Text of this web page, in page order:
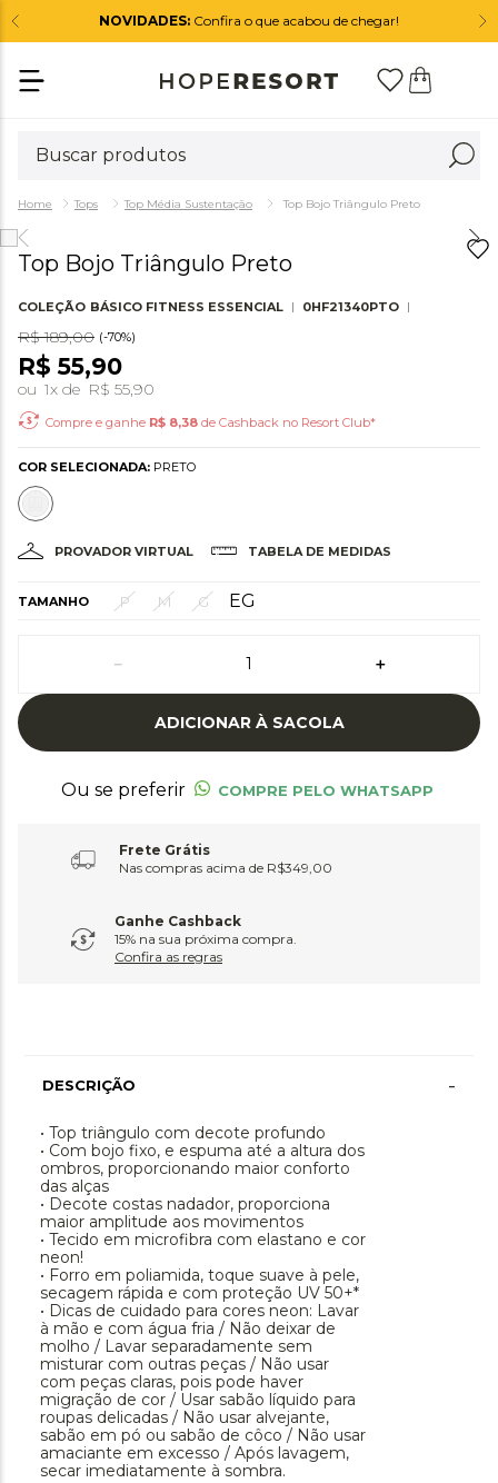
NOVIDADES: Confira o que acabou de chegar!
Tops Top Média Sustentação Top Bojo Triângulo Preto
Top Bojo Triângulo Preto
COLEÇÃO BÁSICO FITNESS ESSENCIAL 0HF21340PTO
R$ 189,00 (-70%)
R$ 55,90
ou 1x de R$ 55,90
Compre e ganhe R$ 8,38 de Cashback no Resort Club*
COR SELECIONADA: PRETO
PROVADOR VIRTUAL TABELA DE MEDIDAS
TAMANHO EG
G
M
P
＋
－
ADICIONAR À SACOLA
Ou se preferir COMPRE PELO WHATSAPP
Frete Grátis
Nas compras acima de R$349,00
Ganhe Cashback
15% na sua próxima compra.
Confira as regras
DESCRIÇÃO -
• Top triângulo com decote profundo
• Com bojo fixo, e espuma até a altura dos
ombros, proporcionando maior conforto
das alças
• Decote costas nadador, proporciona
maior amplitude aos movimentos
• Tecido em microfibra com elastano e cor
neon!
• Forro em poliamida, toque suave à pele,
secagem rápida e com proteção UV 50+*
• Dicas de cuidado para cores neon: Lavar
à mão e com água fria / Não deixar de
molho / Lavar separadamente sem
misturar com outras peças / Não usar
com peças claras, pois pode haver
migração de cor / Usar sabão líquido para
roupas delicadas / Não usar alvejante,
sabão em pó ou sabão de côco / Não usar
amaciante em excesso / Após lavagem,
secar imediatamente à sombra.